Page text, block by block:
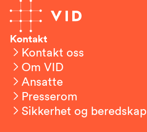
Kontakt
Kontakt oss
Om VID
Ansatte
Presserom
Sikkerhet og beredskap